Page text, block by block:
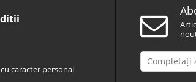
caracter personal